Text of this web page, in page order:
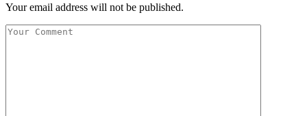
Your email address will not be published.